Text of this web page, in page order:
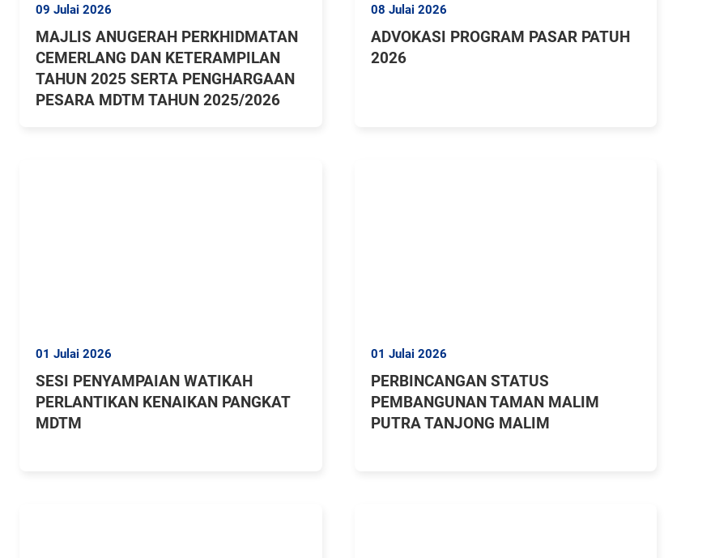
09 Julai 2026
MAJLIS ANUGERAH PERKHIDMATAN
CEMERLANG DAN KETERAMPILAN
TAHUN 2025 SERTA PENGHARGAAN
PESARA MDTM TAHUN 2025/2026
08 Julai 2026
ADVOKASI PROGRAM PASAR PATUH
2026
01 Julai 2026
SESI PENYAMPAIAN WATIKAH
PERLANTIKAN KENAIKAN PANGKAT
MDTM
01 Julai 2026
PERBINCANGAN STATUS
PEMBANGUNAN TAMAN MALIM
PUTRA TANJONG MALIM